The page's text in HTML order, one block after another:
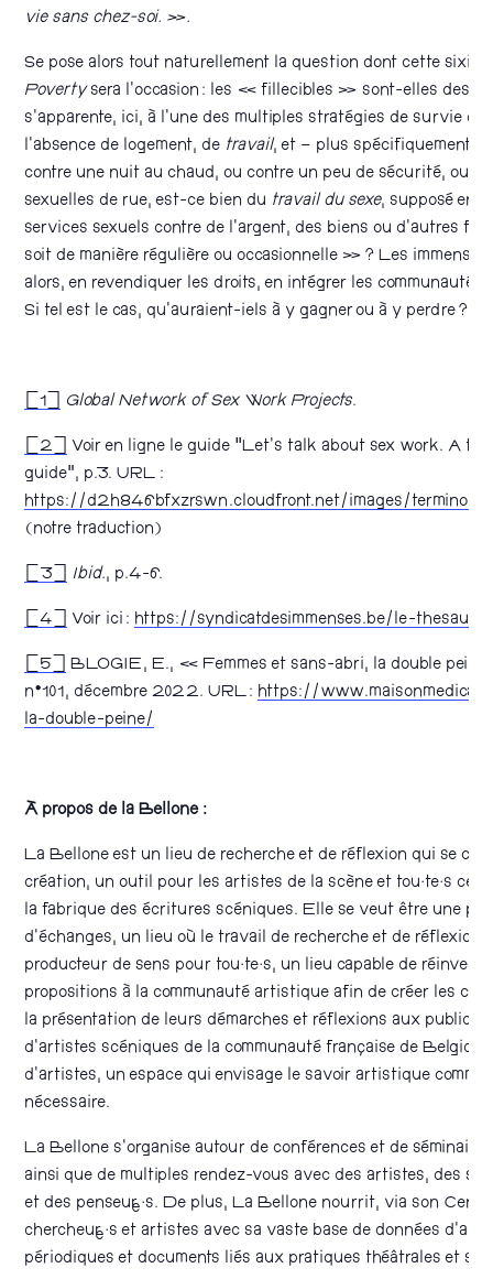
vie sans chez-soi. ».
Se pose alors tout naturellement la question dont cette
Povertysera l’occasion : les « fillecibles » sont-elles des
s’apparente, ici, à l’une des multiples stratégies de survie
l’absence de logement, de travail, et – plus spécifiquement –
contre une nuit au chaud, ou contre un peu de sécurité, ou
sexuelles de rue, est-ce bien du travail du sexe, supposé
services sexuels contre de l’argent, des biens ou d’autres
soit de manière régulière ou occasionnelle » ? Les
alors, en revendiquer les droits, en intégrer les
Si tel est le cas, qu’auraient-iels à y gagner ou à y perdre ?
[1] Global Network of Sex Work Projects.
[2] Voir en ligne le guide “Let’s talk about sex work. A
guide”, p.3. URL :
https://d2h846bfxzrswn.cloudfront.net/images/
(notre traduction)
[3] Ibid., p.4-6.
[4] Voir ici : https://syndicatdesimmenses.be/le-
[5] BLOGIE, E., « Femmes et sans-abri, la double
n°101, décembre 2022. URL : https://
la-double-peine/
À propos de la Bellone :
La Bellone est un lieu de recherche et de réflexion qui se
création, un outil pour les artistes de la scène et tou·te·s
la fabrique des écritures scéniques. Elle se veut être une
d’échanges, un lieu où le travail de recherche et de réflexion
producteur de sens pour tou·te·s, un lieu capable de
propositions à la communauté artistique afin de créer les
la présentation de leurs démarches et réflexions aux
d’artistes scéniques de la communauté française de
d’artistes, un espace qui envisage le savoir artistique
nécessaire.
La Bellone s’organise autour de conférences et de
ainsi que de multiples rendez-vous avec des artistes, des
et des penseur·e·s. De plus, La Bellone nourrit, via son
chercheur·e·s et artistes avec sa vaste base de données
périodiques et documents liés aux pratiques théâtrales et